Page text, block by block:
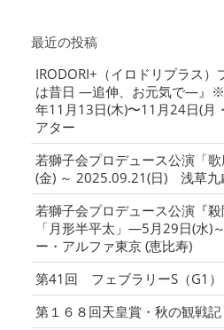
最近の投稿
IRODORI+（イロドリプラス
は昔日 ―追伸、お元気で―』
年11月13日(木)〜11月24日(
アター
若獅子会プロデュース公演「
(金) ～ 2025.09.21(日) 浅草九
若獅子会プロデュース公演『
「月形半平太」―5月29日(水)
ー・アルファ東京 (恵比寿)
第41回 フェブラリーS（G1
第１６８回天皇賞・秋の観戦記